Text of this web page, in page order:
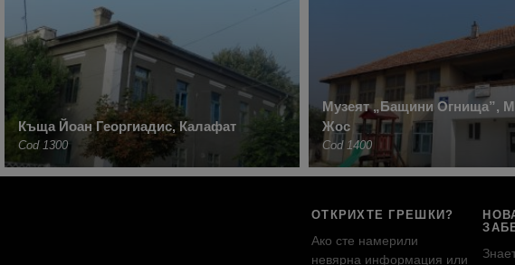
Къща Йоан Георгиадис, Калафат
Cod 1300
Музеят „Бащини Огнища”,
Жос
Cod 1400
ОТКРИХТЕ ГРЕШКИ?
Ако сте намерили
невярна информация или